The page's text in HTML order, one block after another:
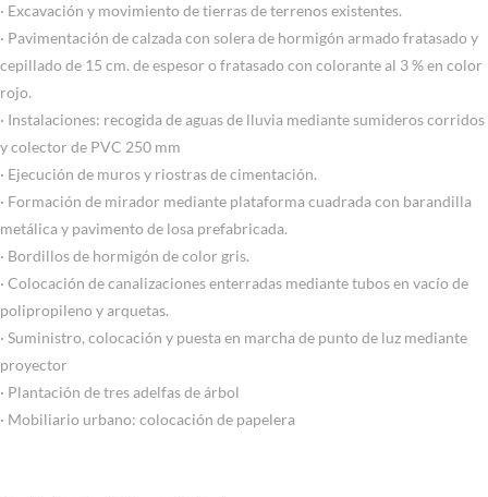
· Excavación y movimiento de tierras de terrenos existentes.
· Pavimentación de calzada con solera de hormigón armado fratasado y
cepillado de 15 cm. de espesor o fratasado con colorante al 3 % en color
rojo.
· Instalaciones: recogida de aguas de lluvia mediante sumideros corridos
y colector de PVC 250 mm
· Ejecución de muros y riostras de cimentación.
· Formación de mirador mediante plataforma cuadrada con barandilla
metálica y pavimento de losa prefabricada.
· Bordillos de hormigón de color gris.
· Colocación de canalizaciones enterradas mediante tubos en vacío de
polipropileno y arquetas.
· Suministro, colocación y puesta en marcha de punto de luz mediante
proyector
· Plantación de tres adelfas de árbol
· Mobiliario urbano: colocación de papelera